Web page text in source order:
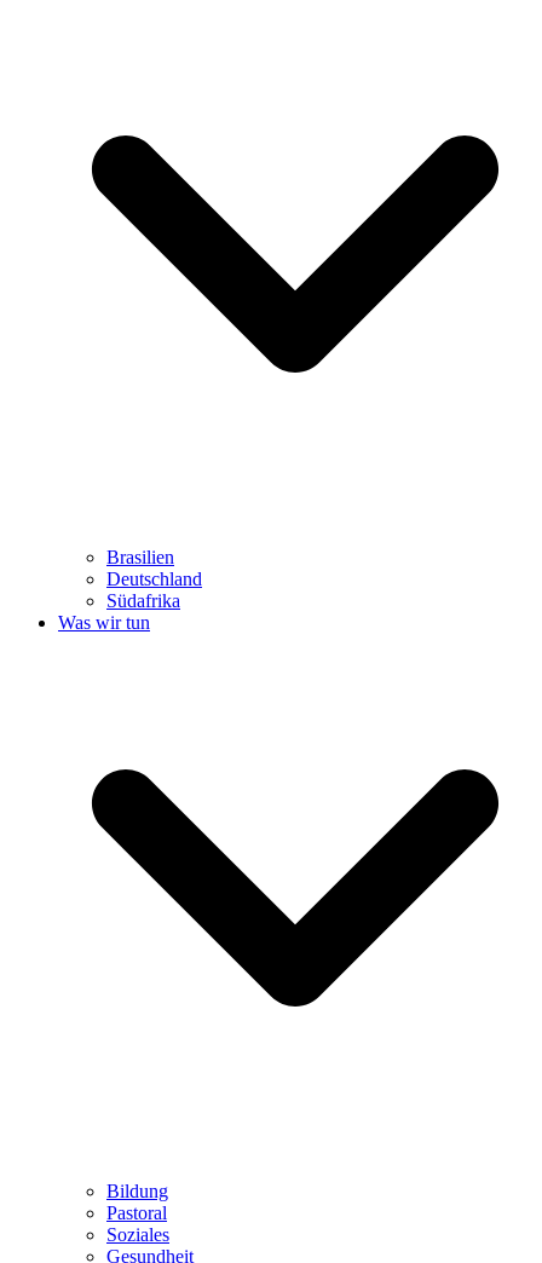
Brasilien
Deutschland
Südafrika
Was wir tun
Bildung
Pastoral
Soziales
Gesundheit